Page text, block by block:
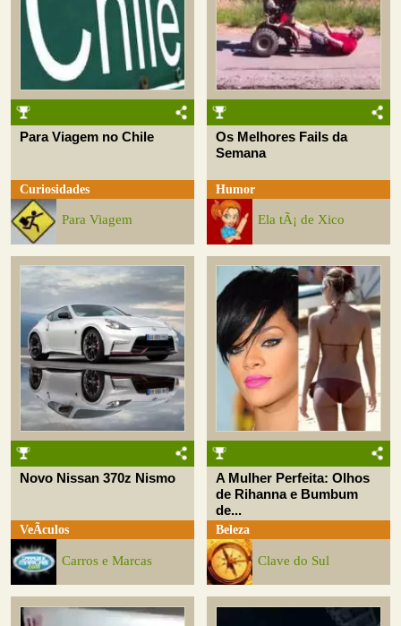
Para Viagem no Chile
Curiosidades
Para Viagem
Os Melhores Fails da
Semana
Humor
Ela tÃ¡ de Xico
Novo Nissan 370z Nismo
VeÃ­culos
Carros e Marcas
A Mulher Perfeita: Olhos
de Rihanna e Bumbum
de...
Beleza
Clave do Sul